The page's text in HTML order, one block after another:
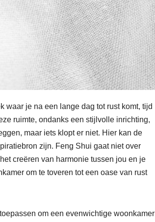
waar je na een lange dag tot rust komt, tijd
ruimte, ondanks een stijlvolle inrichting,
maar iets klopt er niet. Hier kan de
zijn. Feng Shui gaat niet over
creëren van harmonie tussen jou en je
om te toveren tot een oase van rust
om een evenwichtige woonkamer